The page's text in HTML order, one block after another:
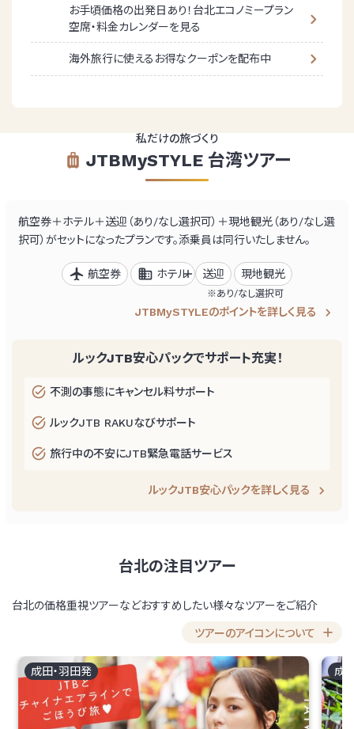
お手頃価格の出発日あり！台北エコノミープラン
空席・料金カレンダーを見る
海外旅行に使えるお得なクーポンを配布中
JTBMySTYLE 台湾ツアー
私だけの旅づくり
航空券＋ホテル＋送迎（あり/なし選択可）＋現地観光（あり/なし選
択可）がセットになったプランです。添乗員は同行いたしません。
航空券 ホテル 送迎 現地観光
あり/なし選択可
JTBMySTYLEのポイントを詳しく見る
ルックJTB安心パックでサポート充実！
不測の事態にキャンセル料サポート
ルックJTB RAKUなびサポート
旅行中の不安にJTB緊急電話サービス
ルックJTB安心パックを詳しく見る
台北の注目ツアー
台北の価格重視ツアーなどおすすめしたい様々なツアーをご紹介
ツアーのアイコンについて
成田・羽田発 成